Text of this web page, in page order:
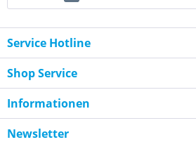
Service Hotline
Shop Service
Informationen
Newsletter